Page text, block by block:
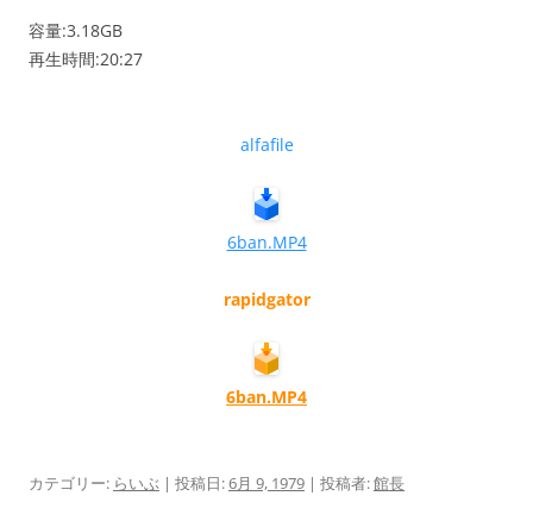
容量:3.18GB
再生時間:20:27
alfafile
6ban.MP4
rapidgator
6ban.MP4
カテゴリー: らいぶ | 投稿日:6月 9, 1979 | 投稿者:館長